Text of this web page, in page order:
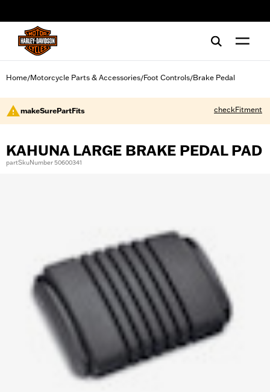
Home/Motorcycle Parts & Accessories/Foot Controls/Brake Pedal
makeSurePartFits checkFitment
KAHUNA LARGE BRAKE PEDAL PAD
partSkuNumber 50600341